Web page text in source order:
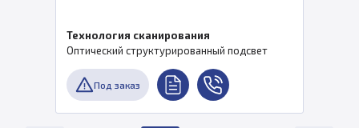
Технология сканирования
Оптический структурированный подсвет
Под заказ